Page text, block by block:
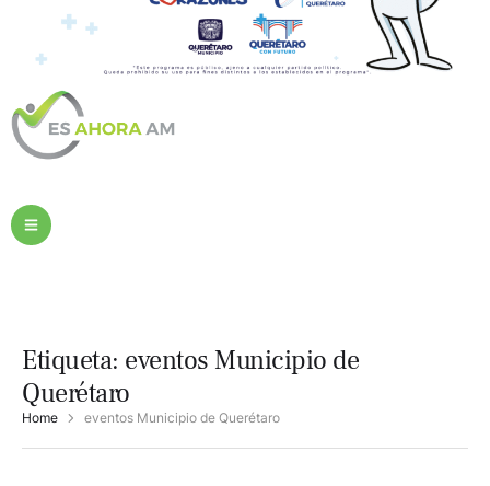
Etiqueta: eventos Municipio de
Querétaro
Home eventos Municipio de Querétaro